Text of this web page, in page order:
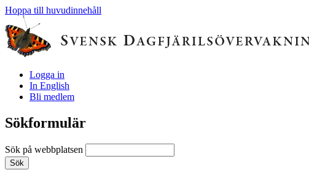
Hoppa till huvudinnehåll
Logga in
In English
Bli medlem
Sökformulär
Sök på webbplatsen